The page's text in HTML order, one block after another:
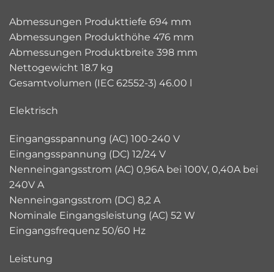
Abmessungen Produkttiefe 694 mm
Abmessungen Produkthöhe 476 mm
Abmessungen Produktbreite 398 mm
Nettogewicht 18.7 kg
Gesamtvolumen (IEC 62552-3) 46.00 l
Elektrisch
Eingangsspannung (AC) 100-240 V
Eingangsspannung (DC) 12/24 V
Nenneingangsstrom (AC) 0,96A bei 100V, 0,40A bei
240V A
Nenneingangsstrom (DC) 8,2 A
Nominale Eingangsleistung (AC) 52 W
Eingangsfrequenz 50/60 Hz
Leistung